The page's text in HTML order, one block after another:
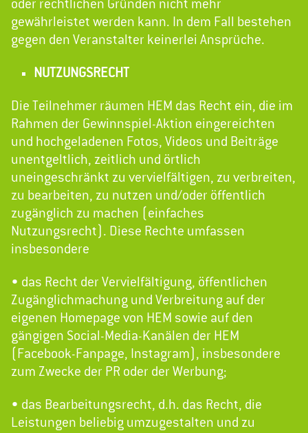
oder rechtlichen Gründen nicht mehr
gewährleistet werden kann. In dem Fall bestehen
gegen den Veranstalter keinerlei Ansprüche.
NUTZUNGSRECHT
Die Teilnehmer räumen HEM das Recht ein, die im
Rahmen der Gewinnspiel-Aktion eingereichten
und hochgeladenen Fotos, Videos und Beiträge
unentgeltlich, zeitlich und örtlich
uneingeschränkt zu vervielfältigen, zu verbreiten,
zu bearbeiten, zu nutzen und/oder öffentlich
zugänglich zu machen (einfaches
Nutzungsrecht). Diese Rechte umfassen
insbesondere
• das Recht der Vervielfältigung, öffentlichen
Zugänglichmachung und Verbreitung auf der
eigenen Homepage von HEM sowie auf den
gängigen Social-Media-Kanälen der HEM
(Facebook-Fanpage, Instagram), insbesondere
zum Zwecke der PR oder der Werbung;
• das Bearbeitungsrecht, d.h. das Recht, die
Leistungen beliebig umzugestalten und zu